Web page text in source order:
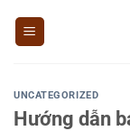
UNCATEGORIZED
Hướng dẫn